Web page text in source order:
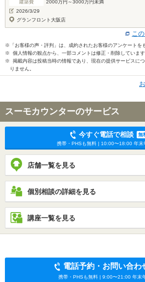
建築費
2000万円～3000万円未満
2026/3/29
グランフロント大阪店
こ
※「お客様の声・評判」は、成約されたお客様のアンケートを
※ 個人情報の観点から、一部コメントは修正・削除しています
※ 掲載内容は投稿当時の情報であり、現在の提供サービスに
りません。
スーモカウンターのサービス
今すぐ電話で相談
無
携帯・PHSも無料 | 10:00〜18:00 年末
店舗一覧を見る
個別相談の詳細を見る
講座一覧を見る
電話予約・お問い合わ
携帯・PHSも無料 | 9:00〜21:00 年末